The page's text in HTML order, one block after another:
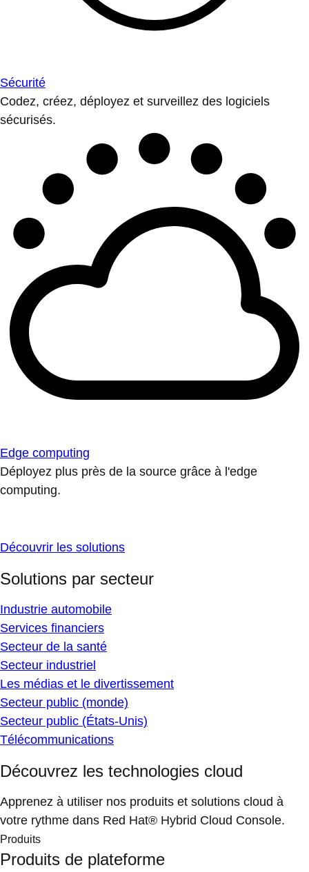
Sécurité
Codez, créez, déployez et surveillez des logiciels
sécurisés.
Edge computing
Déployez plus près de la source grâce à l'edge
computing.
Découvrir les solutions
Solutions par secteur
Industrie automobile
Services financiers
Secteur de la santé
Secteur industriel
Les médias et le divertissement
Secteur public (monde)
Secteur public (États-Unis)
Télécommunications
Découvrez les technologies cloud
Apprenez à utiliser nos produits et solutions cloud à
votre rythme dans Red Hat® Hybrid Cloud Console.
Produits
Produits de plateforme